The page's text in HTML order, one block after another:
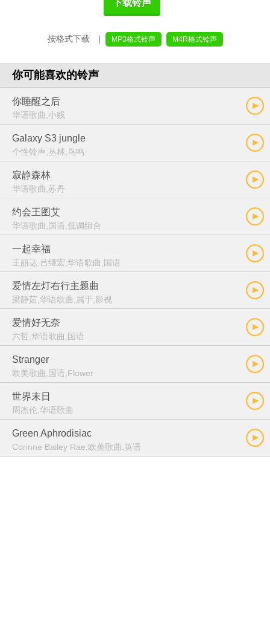
下载铃声
按格式下载 | MP3格式铃声 M4R格式铃声
你可能喜欢的铃声
你睡醒之后
华语歌曲,小贱
Galaxy S3 jungle
个性铃声,丛林,鸟鸣
寂静森林
华语歌曲,苏丹
约会王图艾
华语歌曲,国语,低调组合
一起幸福
王丽达,吕继宏,华语歌曲,国语
爱情左灯右行主题曲
梁静茹,华语歌曲,属于,影视
爱情好无奈
六哲,华语歌曲,国语
Stranger
欧美歌曲,国语,Flower
世界末日
周杰伦,华语歌曲
Green Aphrodisiac
Corinne Bailey Rae,欧美歌曲,英语